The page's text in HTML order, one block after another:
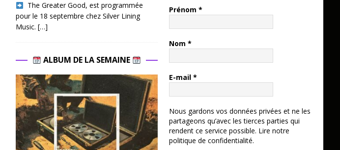
​ The Greater Good, est programmée
pour le 18 septembre chez Silver Lining
Music. […]
ALBUM DE LA SEMAINE
Prénom *
Nom *
E-mail *
Nous gardons vos données privées et ne les
partageons qu’avec les tierces parties qui
rendent ce service possible. Lire notre
politique de confidentialité.